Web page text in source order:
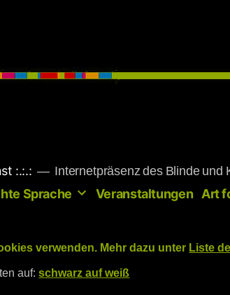
:.:.: Internetpräsenz des Blinde und
Sprache Veranstaltungen Art
verwenden. Mehr dazu unter Liste
auf:schwarz auf weiß